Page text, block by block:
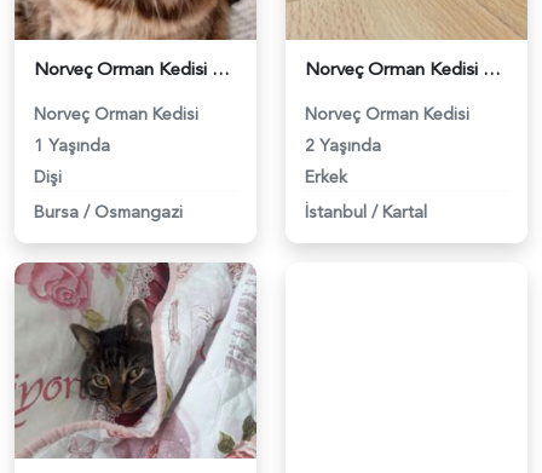
Norveç Orman Kedisi Kızıma Eş Arıyorum - 2113
Norveç Orman Kedisi
1 Yaşında
Dişi
Bursa / Osmangazi
Norveç Orman Kedisi Oğlumuza Eş Arıyoruz - 2216
Norveç Orman Kedisi
2 Yaşında
Erkek
İstanbul / Kartal